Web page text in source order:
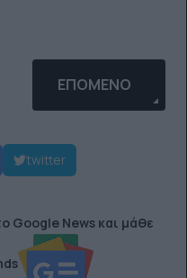
ΓΙΑΤΊ ΔΕ ΘΥΜΆΣΑΙ
ΕΠΌΜΕΝΟ ΆΡΘΡΟ:
ΕΠΌΜΕΝΟ
twitter
Google News και μάθε